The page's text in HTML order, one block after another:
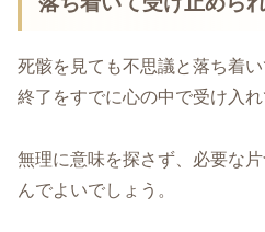
死骸を見ても不思議と落ち着
終了をすでに心の中で受け入
無理に意味を探さず、必要な
んでよいでしょう。